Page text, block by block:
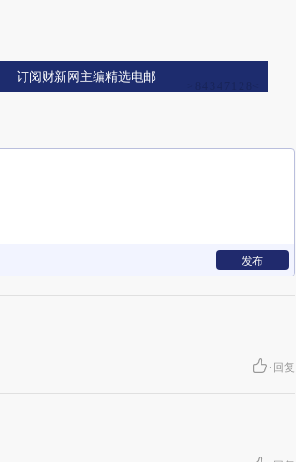
订阅财新网主编精选电邮
发布
· 回复